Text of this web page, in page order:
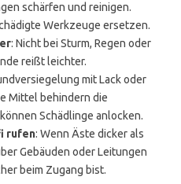
schärfen und reinigen.
Werkzeuge ersetzen.
: Nicht bei Sturm, Regen oder
reißt leichter.
mit Lack oder
Mittel behindern die
Schädlinge anlocken.
rufen: Wenn Äste dicker als
Gebäuden oder Leitungen
beim Zugang bist.